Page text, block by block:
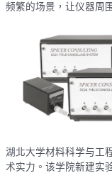
频繁的场景，让仪器周
湖北大学材料科学与工
术实力。该学院新建实